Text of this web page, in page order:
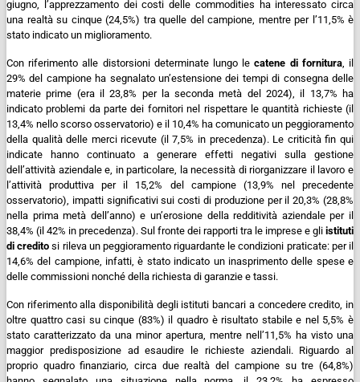
giugno, l’apprezzamento dei costi delle commodities ha interessato circa
una realtà su cinque (24,5%) tra quelle del campione, mentre per l’11,5% è
stato indicato un miglioramento.
Con riferimento alle distorsioni determinate lungo le catene di fornitura, il
29% del campione ha segnalato un’estensione dei tempi di consegna delle
materie prime (era il 23,8% per la seconda metà del 2024), il 13,7% ha
indicato problemi da parte dei fornitori nel rispettare le quantità richieste (il
13,4% nello scorso osservatorio) e il 10,4% ha comunicato un peggioramento
della qualità delle merci ricevute (il 7,5% in precedenza). Le criticità fin qui
indicate hanno continuato a generare effetti negativi sulla gestione
dell’attività aziendale e, in particolare, la necessità di riorganizzare il lavoro e
l’attività produttiva per il 15,2% del campione (13,9% nel precedente
osservatorio), impatti significativi sui costi di produzione per il 20,3% (28,8%
nella prima metà dell’anno) e un’erosione della redditività aziendale per il
38,4% (il 42% in precedenza). Sul fronte dei rapporti tra le imprese e gli istituti
di credito si rileva un peggioramento riguardante le condizioni praticate: per il
14,6% del campione, infatti, è stato indicato un inasprimento delle spese e
delle commissioni nonché della richiesta di garanzie e tassi.
Con riferimento alla disponibilità degli istituti bancari a concedere credito, in
oltre quattro casi su cinque (83%) il quadro è risultato stabile e nel 5,5% è
stato caratterizzato da una minor apertura, mentre nell’11,5% ha visto una
maggior predisposizione ad esaudire le richieste aziendali. Riguardo al
proprio quadro finanziario, circa due realtà del campione su tre (64,8%)